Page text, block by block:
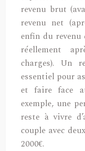
revenu brut
revenu net
enfin du revenu
réellement
charges). Un
essentiel pour
et faire face
exemple, une
reste à vivre
couple avec
2000€.